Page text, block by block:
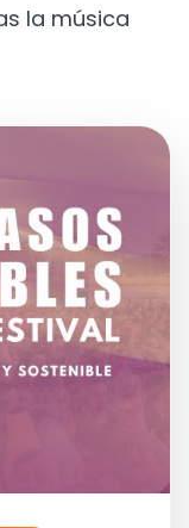
la música